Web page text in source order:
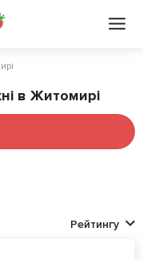
в Житомирі
Рейтингу